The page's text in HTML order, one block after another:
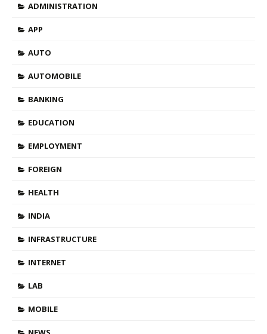
ADMINISTRATION
APP
AUTO
AUTOMOBILE
BANKING
EDUCATION
EMPLOYMENT
FOREIGN
HEALTH
INDIA
INFRASTRUCTURE
INTERNET
LAB
MOBILE